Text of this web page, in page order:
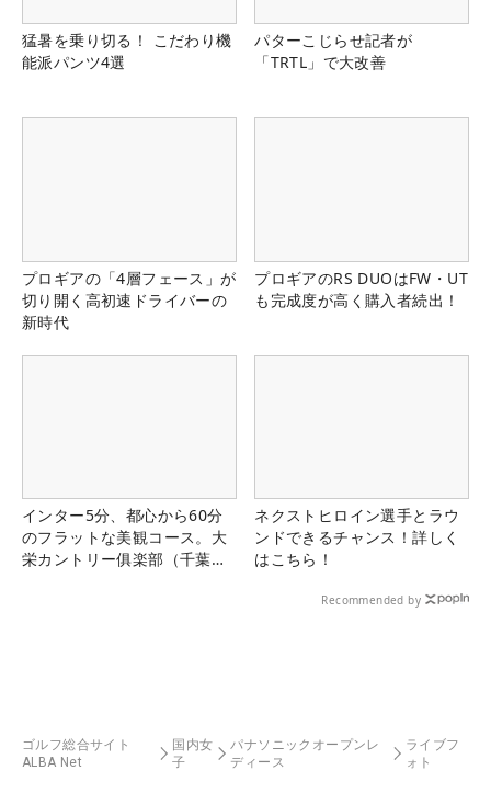
猛暑を乗り切る！ こだわり機
能派パンツ4選
パターこじらせ記者が
「TRTL」で大改善
プロギアの「4層フェース」が
切り開く高初速ドライバーの
新時代
プロギアのRS DUOはFW・UT
も完成度が高く購入者続出！
インター5分、都心から60分
のフラットな美観コース。大
栄カントリー俱楽部（千葉
ネクストヒロイン選手とラウ
ンドできるチャンス！詳しく
はこちら！
Recommended by
ゴルフ総合サイト
ALBA Net
国内女
子
パナソニックオープンレ
ディース
ライブフ
ォト